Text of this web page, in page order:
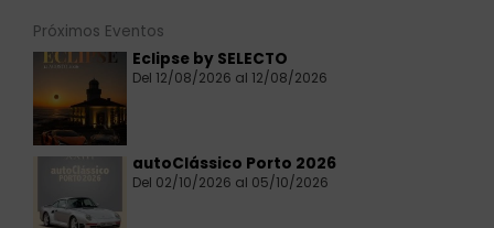
Próximos Eventos
Eclipse by SELECTO
Del 12/08/2026 al 12/08/2026
autoClássico Porto 2026
Del 02/10/2026 al 05/10/2026